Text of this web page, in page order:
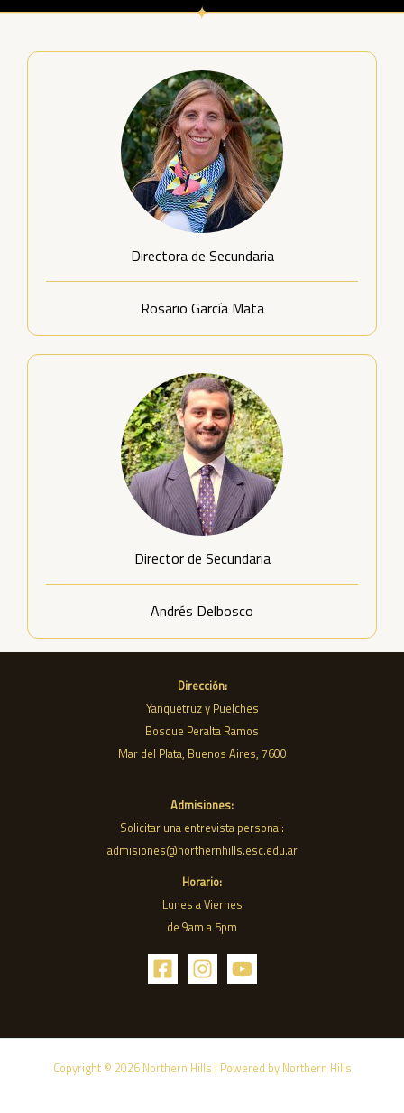
Directora de Secundaria
Rosario García Mata
Director de Secundaria
Andrés Delbosco
Dirección:
Yanquetruz y Puelches
Bosque Peralta Ramos
Mar del Plata, Buenos Aires, 7600
Admisiones:
Solicitar una entrevista personal:
admisiones@northernhills.esc.edu.ar
Horario:
Lunes a Viernes
de 9am a 5pm
Copyright © 2026 Northern Hills | Powered by Northern Hills